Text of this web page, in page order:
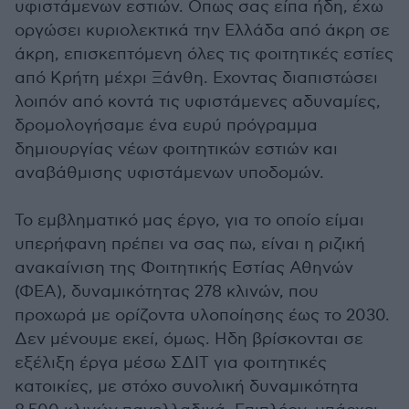
υφιστάμενων εστιών. Οπως σας είπα ήδη, έχω
οργώσει κυριολεκτικά την Ελλάδα από άκρη σε
άκρη, επισκεπτόμενη όλες τις φοιτητικές εστίες
από Κρήτη μέχρι Ξάνθη. Εχοντας διαπιστώσει
λοιπόν από κοντά τις υφιστάμενες αδυναμίες,
δρομολογήσαμε ένα ευρύ πρόγραμμα
δημιουργίας νέων φοιτητικών εστιών και
αναβάθμισης υφιστάμενων υποδομών.
Το εμβληματικό μας έργο, για το οποίο είμαι
υπερήφανη πρέπει να σας πω, είναι η ριζική
ανακαίνιση της Φοιτητικής Εστίας Αθηνών
(ΦΕΑ), δυναμικότητας 278 κλινών, που
προχωρά με ορίζοντα υλοποίησης έως το 2030.
Δεν μένουμε εκεί, όμως. Ηδη βρίσκονται σε
εξέλιξη έργα μέσω ΣΔΙΤ για φοιτητικές
κατοικίες, με στόχο συνολική δυναμικότητα